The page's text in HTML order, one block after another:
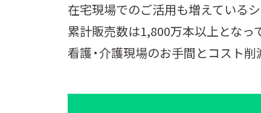
在宅現場でのご活用も増えている
累計販売数は1,800万本以上とな
看護・介護現場のお手間とコスト